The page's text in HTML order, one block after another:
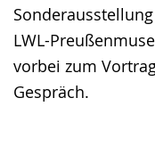
LWL-
vorbei zum
Gespräch.